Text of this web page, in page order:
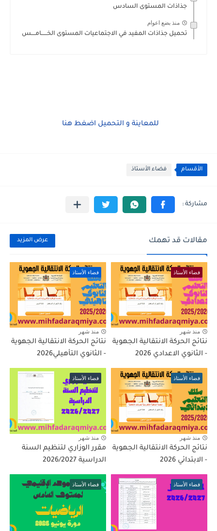
جذاذات المستوى السادس
منذ بضع اعوام
تحميل جذاذات المفيد في الاجتماعيات المستوى الخــــــامــــس
للمعاينة و التحميل اضغط هنا
الأقسام فضاء الأستاذ
مقالات قد تهمك عرض المزيد
فضاء الأستاذ
منذ شهر
نتائج الحركة الانتقالية الجهوية
- الثانوي الاعدادي 2026
فضاء الأستاذ
منذ شهر
نتائج الحركة الانتقالية الجهوية
- الثانوي التأهيلي2026
فضاء الأستاذ
منذ شهر
نتائج الحركة الانتقالية الجهوية
- الابتدائي 2026
فضاء الأستاذ
منذ شهر
مقرر الوزاري لتنظيم السنة
الدراسية 2026/2027
فضاء الأستاذ فضاء الأستاذ